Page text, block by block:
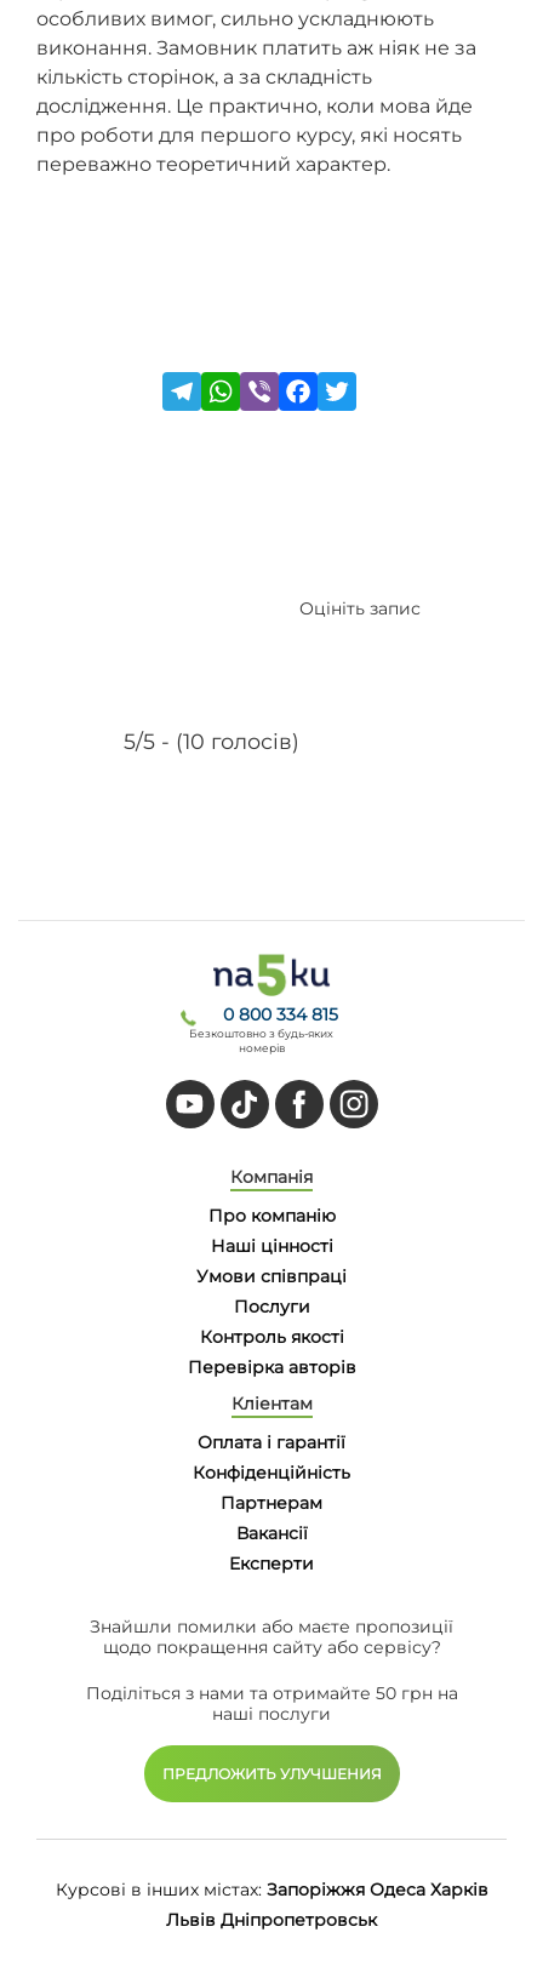
особливих вимог, сильно ускладнюють
виконання. Замовник платить аж ніяк не за
кількість сторінок, а за складність
дослідження. Це практично, коли мова йде
про роботи для першого курсу, які носять
переважно теоретичний характер.
5/5 - (10 голосів)
Оцініть запис
0 800 334 815
Безкоштовно з будь-яких
номерів
Компанія
Про компанію
Наші цінності
Умови співпраці
Послуги
Контроль якості
Перевірка авторів
Кліентам
Оплата і гарантії
Конфіденційність
Партнерам
Вакансії
Eксперти
Знайшли помилки або маєте пропозиції
щодо покращення сайту або сервісу?
Поділіться з нами та отримайте 50 грн на
наші послуги
ПРЕДЛОЖИТЬ УЛУЧШЕНИЯ
Курсові в інших містах: Запоріжжя Одеса Харків
Львів Дніпропетровськ